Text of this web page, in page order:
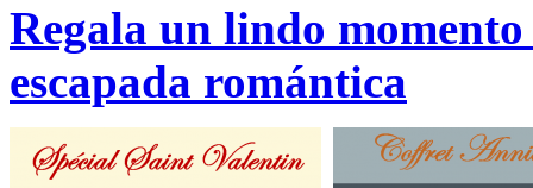
Regala un lindo
escapada romántica